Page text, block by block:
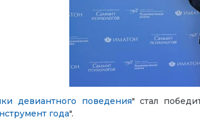
девиантного поведения" стал
года".